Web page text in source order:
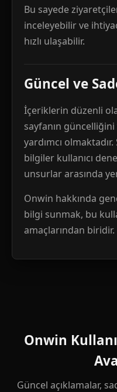
Bu sayede
inceleyebilir ve
hızlı ulaşabilir.
Güncel ve
İçeriklerin düzenli
sayfanın
yardımcı
bilgiler kullanıcı
unsurlar arasında
Onwin hakkında
bilgi sunmak, bu
amaçlarından biridir.
Onwin
Güncel açıklamalar,